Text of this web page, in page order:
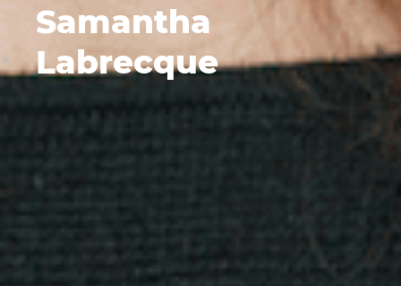
Samantha
Labrecque